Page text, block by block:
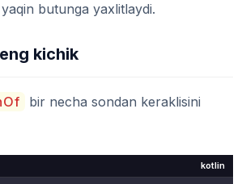
butunga yaxlitlaydi.
kichik
bir necha sondan keraklisini
kotlin